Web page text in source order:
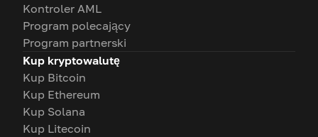
Kontroler AML
Program polecający
Program partnerski
Kup kryptowalutę
Kup Bitcoin
Kup Ethereum
Kup Solana
Kup Litecoin